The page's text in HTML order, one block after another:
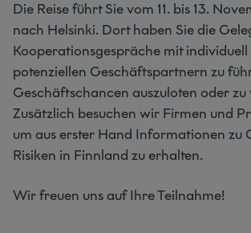
Die Reise führt Sie vom 11. bis 13.
nach Helsinki. Dort haben Sie die
Kooperationsgespräche mit
potenziellen Geschäftspartnern zu
Geschäftschancen auszuloten oder
Zusätzlich besuchen wir Firmen und
um aus erster Hand Informationen zu
Risiken in Finnland zu erhalten.
Wir freuen uns auf Ihre Teilnahme!